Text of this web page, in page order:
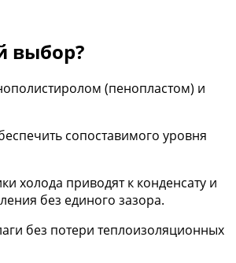
выбор?
(пенопластом) и
сопоставимого уровня
холода приводят к конденсату и
без единого зазора.
без потери теплоизоляционных